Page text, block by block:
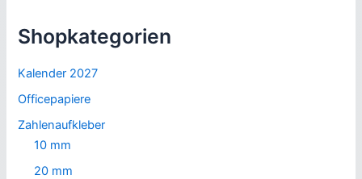
Shopkategorien
Kalender 2027
Officepapiere
Zahlenaufkleber
10 mm
20 mm